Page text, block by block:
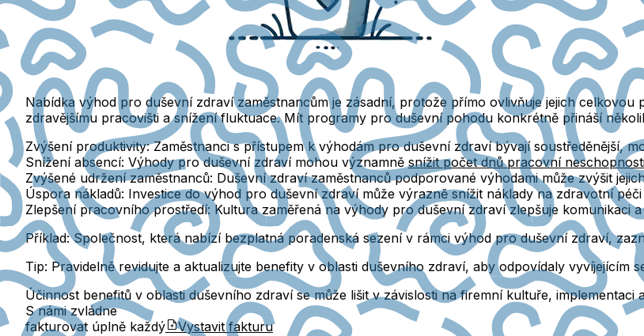
Nabídka výhod pro duševní zdraví zaměstnancům je zásadní, protože přímo ovlivňuje jejich
zdravějšímu pracovišti a snížení fluktuace. Mít programy pro duševní pohodu konkrétně přináší
Zvýšení produktivity: Zaměstnanci s přístupem k výhodám pro duševní zdraví bývají soustředěnější,
Snížení absencí: Výhody pro duševní zdraví mohou významněsnížit počet dnů pracovní
Zvýšené udržení zaměstnanců: Duševní zdraví zaměstnanců podporované výhodami může zvýšit
Úspora nákladů: Investice do výhod pro duševní zdraví může výrazně snížit náklady na zdravotní
Zlepšení pracovního prostředí: Kultura zaměřená na výhody pro duševní zdraví zlepšuje komunikaci
Příklad: Společnost, která nabízí bezplatná poradenská sezení v rámci výhod pro duševní zdraví,
Tip: Pravidelně revidujte a aktualizujte benefity v oblasti duševního zdraví, aby odpovídaly vyvíjejícím
Účinnost benefitů v oblasti duševního zdraví se může lišit v závislosti na firemní kultuře, implementaci
S námi zvládne
fakturovat úplně každý
Vystavit fakturu